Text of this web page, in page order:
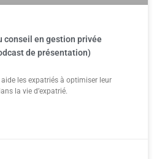
conseil en gestion privée
de présentation)
les expatriés à optimiser leur
la vie d’expatrié.